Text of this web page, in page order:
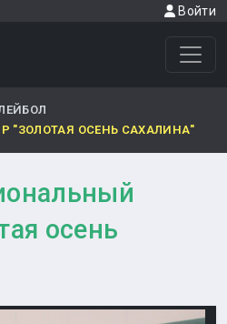
Войти
"ЗОЛОТАЯ ОСЕНЬ САХАЛИНА"
осень